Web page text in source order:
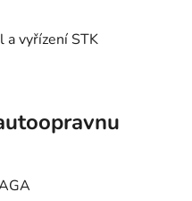
a vyřízení STK